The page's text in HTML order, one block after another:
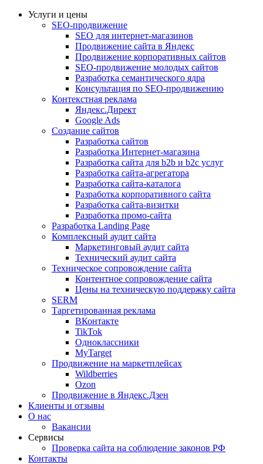
Услуги и цены
SEO-продвижение
SEO для интернет-магазинов
Продвижение сайта в Яндекс
Продвижение корпоративных сайтов
SEO-продвижение молодых сайтов
Разработка семантического ядра
Консультация по SEO-продвижению
Контекстная реклама
Яндекс.Директ
Google Ads
Создание сайтов
Разработка сайтов
Разработка Интернет-магазина
Разработка сайта для b2b и b2c услуг
Разработка сайта-агрегатора
Разработка сайта-каталога
Разработка корпоративного сайта
Разработка сайта-визитки
Разработка промо-сайта
Разработка Landing Page
Комплексный аудит сайта
Маркетинговый аудит сайта
Технический аудит сайта
Техническое сопровождение сайта
Контентное сопровождение сайта
Цены на техническую поддержку сайта
SERM
Таргетированная реклама
ВКонтакте
TikTok
Одноклассники
MyTarget
Продвижение на маркетплейсах
Wildberries
Ozon
Продвижение в Яндекс.Дзен
Клиенты и отзывы
О нас
Вакансии
Сервисы
Проверка сайта на соблюдение законов РФ
Контакты